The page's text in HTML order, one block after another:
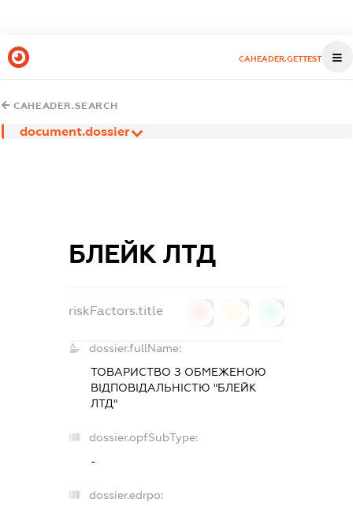
CAHEADER.GETTEST
CAHEADER.SEARCH
document.dossier
БЛЕЙК ЛТД
riskFactors.title
dossier.fullName:
ТОВАРИСТВО З ОБМЕЖЕНОЮ
ВІДПОВІДАЛЬНІСТЮ "БЛЕЙК
ЛТД"
dossier.opfSubType:
-
dossier.edrpo: